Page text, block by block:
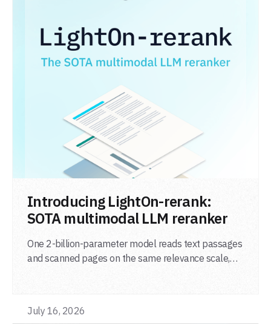
Introducing LightOn-rerank:
SOTA multimodal LLM reranker
One 2-billion-parameter model reads text passages
and scanned pages on the same relevance scale,
July 16, 2026